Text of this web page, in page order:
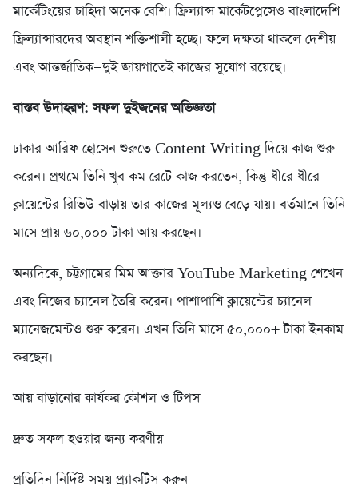
মার্কেটিংয়ের চাহিদা অনেক বেশি। ফ্রিল্যান্স মার্কেটপ্লেসেও বাংলাদেশি
ফ্রিল্যান্সারদের অবস্থান শক্তিশালী হচ্ছে। ফলে দক্ষতা থাকলে দেশীয়
এবং আন্তর্জাতিক—দুই জায়গাতেই কাজের সুযোগ রয়েছে।
বাস্তব উদাহরণ: সফল দুইজনের অভিজ্ঞতা
ঢাকার আরিফ হোসেন শুরুতে Content Writing দিয়ে কাজ শুরু
করেন। প্রথমে তিনি খুব কম রেটে কাজ করতেন, কিন্তু ধীরে ধীরে
ক্লায়েন্টের রিভিউ বাড়ায় তার কাজের মূল্যও বেড়ে যায়। বর্তমানে তিনি
মাসে প্রায় ৬০,০০০ টাকা আয় করছেন।
অন্যদিকে, চট্টগ্রামের মিম আক্তার YouTube Marketing শেখেন
এবং নিজের চ্যানেল তৈরি করেন। পাশাপাশি ক্লায়েন্টের চ্যানেল
ম্যানেজমেন্টও শুরু করেন। এখন তিনি মাসে ৫০,০০০+ টাকা ইনকাম
করছেন।
আয় বাড়ানোর কার্যকর কৌশল ও টিপস
দ্রুত সফল হওয়ার জন্য করণীয়
প্রতিদিন নির্দিষ্ট সময় প্র্যাকটিস করুন